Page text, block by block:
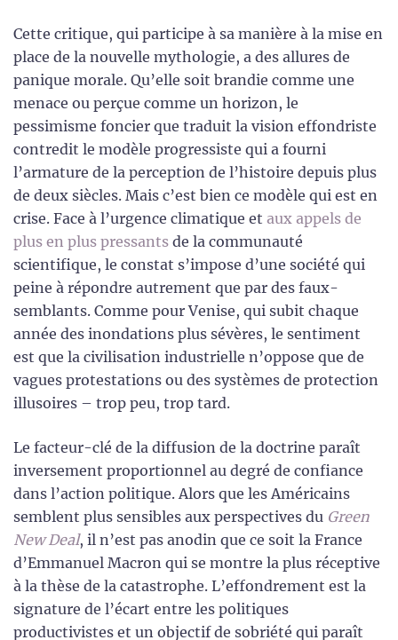
Cette critique, qui participe à sa manière à la mise en
place de la nouvelle mythologie, a des allures de
panique morale. Qu’elle soit brandie comme une
menace ou perçue comme un horizon, le
pessimisme foncier que traduit la vision effondriste
contredit le modèle progressiste qui a fourni
l’armature de la perception de l’histoire depuis plus
de deux siècles. Mais c’est bien ce modèle qui est en
crise. Face à l’urgence climatique et aux appels de
plus en plus pressants de la communauté
scientifique, le constat s’impose d’une société qui
peine à répondre autrement que par des faux-
semblants. Comme pour Venise, qui subit chaque
année des inondations plus sévères, le sentiment
est que la civilisation industrielle n’oppose que de
vagues protestations ou des systèmes de protection
illusoires – trop peu, trop tard.
Le facteur-clé de la diffusion de la doctrine paraît
inversement proportionnel au degré de confiance
dans l’action politique. Alors que les Américains
semblent plus sensibles aux perspectives du Green
New Deal, il n’est pas anodin que ce soit la France
d’Emmanuel Macron qui se montre la plus réceptive
à la thèse de la catastrophe. L’effondrement est la
signature de l’écart entre les politiques
productivistes et un objectif de sobriété qui paraît